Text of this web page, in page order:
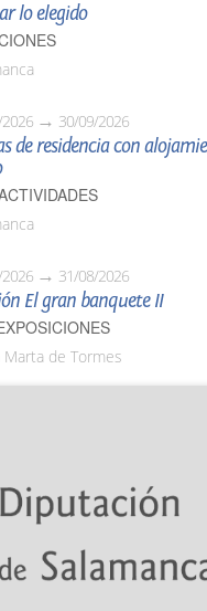
lo elegido
30/09/2026
de residencia con
31/08/2026
El gran banquete II
Marta de Tormes